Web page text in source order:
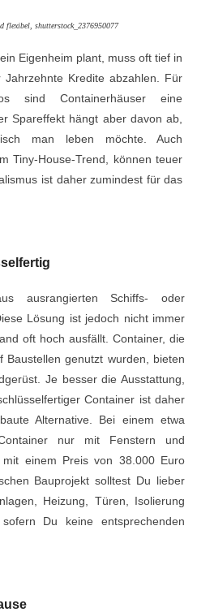
flexibel, shutterstock_2376950077
Eigenheim plant, muss oft tief in
Kredite abzahlen. Für
sind Containerhäuser eine
Spareffekt hängt aber davon ab,
man leben möchte. Auch
Tiny-House-Trend, können teuer
ist daher zumindest für das
ausrangierten Schiffs- oder
Lösung ist jedoch nicht immer
oft hoch ausfällt. Container, die
Baustellen genutzt wurden, bieten
Je besser die Ausstattung,
Container ist daher
Alternative. Bei einem etwa
nur mit Fenstern und
mit einem Preis von 38.000 Euro
Bauprojekt solltest Du lieber
Heizung, Türen, Isolierung
Du keine entsprechenden